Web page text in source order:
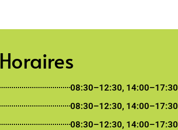
Horaires
08:30–12:30, 14:00–17:30
08:30–12:30, 14:00–17:30
08:30–12:30, 14:00–17:30